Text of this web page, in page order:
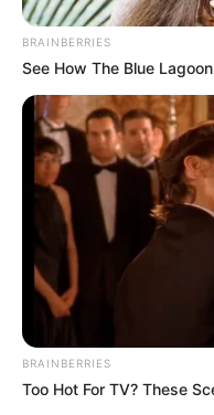
BRAINBERRIES
See How The Blue
BRAINBERRIES
Too Hot For TV? These